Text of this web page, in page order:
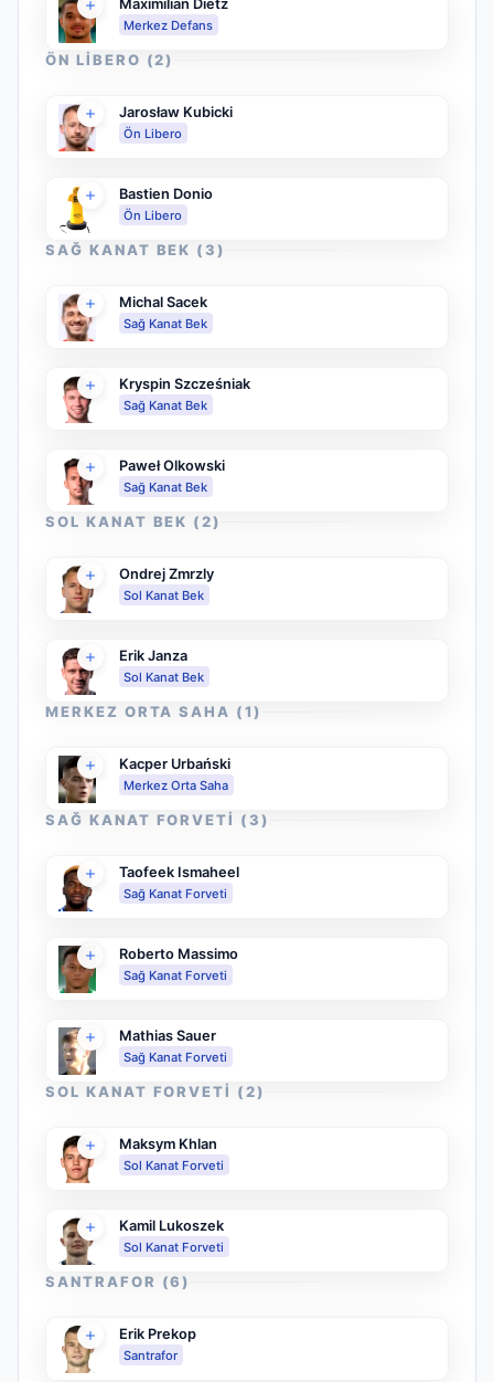
Maximilian Dietz
Merkez Defans
ÖN LIBERO (2)
Jarosław Kubicki
Ön Libero
Bastien Donio
Ön Libero
SAĞ KANAT BEK (3)
Michal Sacek
Sağ Kanat Bek
Kryspin Szcześniak
Sağ Kanat Bek
Paweł Olkowski
Sağ Kanat Bek
SOL KANAT BEK (2)
Ondrej Zmrzly
Sol Kanat Bek
Erik Janza
Sol Kanat Bek
MERKEZ ORTA SAHA (1)
Kacper Urbański
Merkez Orta Saha
SAĞ KANAT FORVETI (3)
Taofeek Ismaheel
Sağ Kanat Forveti
Roberto Massimo
Sağ Kanat Forveti
Mathias Sauer
Sağ Kanat Forveti
SOL KANAT FORVETI (2)
Maksym Khlan
Sol Kanat Forveti
Kamil Lukoszek
Sol Kanat Forveti
SANTRAFOR (6)
Erik Prekop
Santrafor